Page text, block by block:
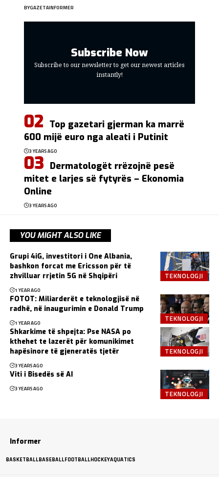
BYGAZETAINFORMER
Subscribe Now
Subscribe to our newsletter to get our newest articles
instantly!
Top gazetari gjerman ka marrë
600 mijë euro nga aleati i Putinit
3 YEARS AGO
Dermatologët rrëzojnë pesë
mitet e larjes së fytyrës – Ekonomia
Online
3 YEARS AGO
YOU MIGHT ALSO LIKE
TEKNOLOGJI
Grupi 4iG, investitori i One Albania,
bashkon forcat me Ericsson për të
zhvilluar rrjetin 5G në Shqipëri
1 YEAR AGO
TEKNOLOGJI
FOTOT: Miliarderët e teknologjisë në
radhë, në inaugurimin e Donald Trump
1 YEAR AGO
TEKNOLOGJI
Shkarkime të shpejta: Pse NASA po
kthehet te lazerët për komunikimet
hapësinore të gjeneratës tjetër
3 YEARS AGO
TEKNOLOGJI
Viti i Bisedës së AI
3 YEARS AGO
Informer
BASKETBALLBASEBALLFOOTBALLHOCKEYAQUATICS